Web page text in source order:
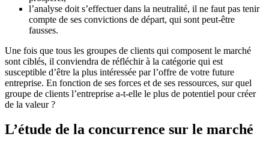
l’analyse doit s’effectuer dans la neutralité, il ne faut pas tenir
compte de ses convictions de départ, qui sont peut-être
fausses.
Une fois que tous les groupes de clients qui composent le marché
sont ciblés, il conviendra de réfléchir à la catégorie qui est
susceptible d’être la plus intéressée par l’offre de votre future
entreprise. En fonction de ses forces et de ses ressources, sur quel
groupe de clients l’entreprise a-t-elle le plus de potentiel pour créer
de la valeur ?
L’étude de la concurrence sur le marché